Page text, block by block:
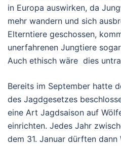
in Europa auswirken, da
mehr wandern und sich
Elterntiere geschossen,
unerfahrenen Jungtiere
Auch ethisch wäre dies
Bereits im September hatte
des Jagdgesetzes
eine Art Jagdsaison auf
einrichten. Jedes Jahr
dem 31. Januar dürften